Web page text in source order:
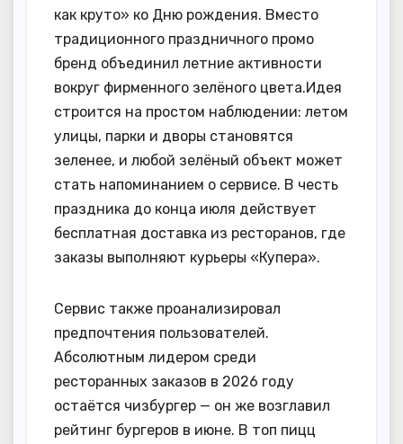
как круто» ко Дню рождения. Вместо
традиционного праздничного промо
бренд объединил летние активности
вокруг фирменного зелёного цвета.Идея
строится на простом наблюдении: летом
улицы, парки и дворы становятся
зеленее, и любой зелёный объект может
стать напоминанием о сервисе. В честь
праздника до конца июля действует
бесплатная доставка из ресторанов, где
заказы выполняют курьеры «Купера».
Сервис также проанализировал
предпочтения пользователей.
Абсолютным лидером среди
ресторанных заказов в 2026 году
остаётся чизбургер — он же возглавил
рейтинг бургеров в июне. В топ пицц